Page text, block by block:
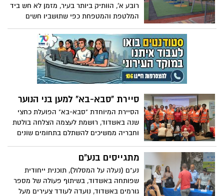
רובע א', הוותיק ביותר בעיר, מזמן לא חש ביד
המלטפת והמטפחת כפי שתושביו חשים
בתקופה האחרונה. בעבודה שקטה ומתמדת,
עם המון תשומת לב ובשיתוף של התושבים,
יכולים אנשי מינהלת הרובע וגורמי הביצוע
במינהל התפעול לחזות בשינויים המרעננים
העוברים על הרובע. עוד רבה העבודה ואיתה
התוכניות, אך לאט לאט ובצעדים מדודים
העיר.
סיירת "סבא-בא" למען בני הנוער
הסיירת המיוחדת "סבא-בא" הפועלת כחצי
שנה באשדוד, רושמת לעצמה הצלחה בולטת
וחבריה ממשיכים להשתלם בתחומים שונים
שקשור לטיפול בסיכונים עם בני נוער. את
בזמנם החופשי ומסייעים בהגברת הביטחון
האישי.
מתגייסים בנע"ם
נע"ם (נעלה על המסלול), תוכנית ייחודית
שפותחה באשדוד, בשיתוף פעולה של מספר
גורמים באשדוד, נועדה לעודד צעירים מעל